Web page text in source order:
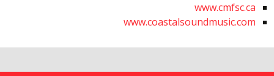
www.cmfsc.ca
www.coastalsoundmusic.com